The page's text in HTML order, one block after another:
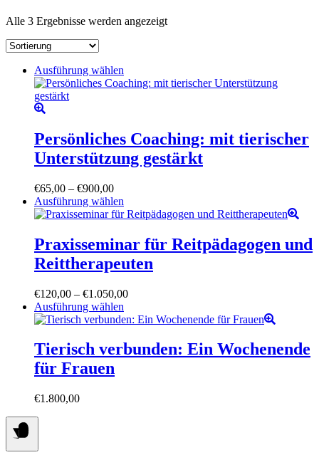
Alle 3 Ergebnisse werden angezeigt
Ausführung wählen
Produkt
auf.
Die
Optionen
Produktseite
gewählt
werden
Persönliches Coaching: mit tierischer
Unterstützung gestärkt
€65,00 – €900,00Preisspanne:
€65,00
bis
Ausführung wählen
Produkt
mehrere
Varianten
auf.
Optionen
auf
der
Produktseite
gewählt
Praxisseminar für Reitpädagogen und
Reittherapeuten
€120,00 – €1.050,00Preisspanne:
bis
Ausführung wählen
Produkt
mehrere
Varianten
Tierisch verbunden: Ein Wochenende
für Frauen
€1.800,00